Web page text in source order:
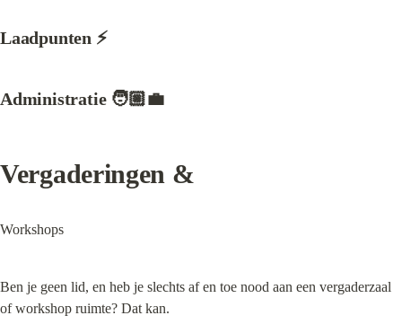
Laadpunten ⚡
Administratie 🧑🏼‍💼
Vergaderingen &
Workshops
Ben je geen lid, en heb je slechts af en toe nood aan een vergaderzaal
of workshop ruimte? Dat kan.